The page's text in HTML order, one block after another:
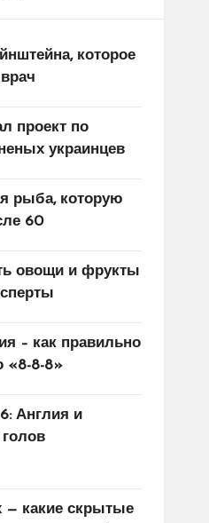
которое
проект по
украинцев
рыба, которую
60
овощи и фрукты
– как правильно
«8-8-8»
Англия и
— какие скрытые